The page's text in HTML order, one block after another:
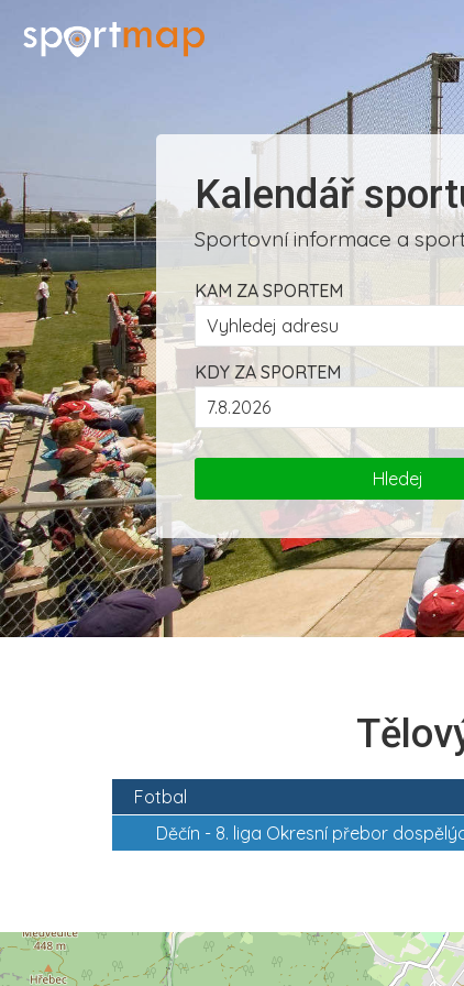
Kalendář
Sportovní informace a
KAM ZA SPORTEM
KDY ZA SPORTEM
Fotbal
Děčín - 8. liga Okresní přebor